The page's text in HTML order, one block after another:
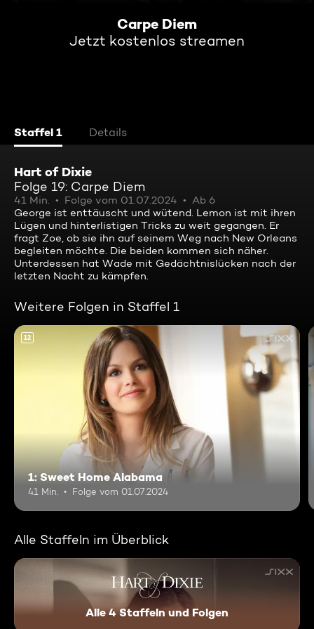
Carpe Diem
Jetzt kostenlos streamen
Staffel 1 Details
Hart of Dixie
Folge 19: Carpe Diem
41 Min. Folge vom 01.07.2024
Ab 6
George ist enttäuscht und wütend. Lemon ist mit ihren
Lügen und hinterlistigen Tricks zu weit gegangen. Er
fragt Zoe, ob sie ihn auf seinem Weg nach New Orleans
begleiten möchte. Die beiden kommen sich näher.
Unterdessen hat Wade mit Gedächtnislücken nach der
letzten Nacht zu kämpfen.
Weitere Folgen in Staffel 1
12
1: Sweet Home Alabama
41 Min. Folge vom 01.07.2024
Alle Staffeln im Überblick
Alle 4 Staffeln und Folgen